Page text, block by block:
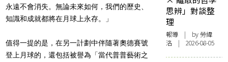
永遠不會消失。無論未來如何，我們的歷史、
知識和成就都將在月球上永存。」
值得一提的是，在另一計劃中伴隨著奧德賽號
登上月球的，還包括被譽為「當代普普藝術之
思辨」對談整
理
報導 | by 勞緯
洛 | 2026-08-05